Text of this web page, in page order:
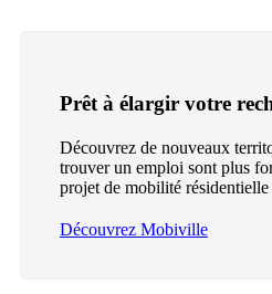
Prêt à élargir votre
Découvrez de nouveaux
trouver un emploi sont plus
projet de mobilité résidentielle
Découvrez Mobiville